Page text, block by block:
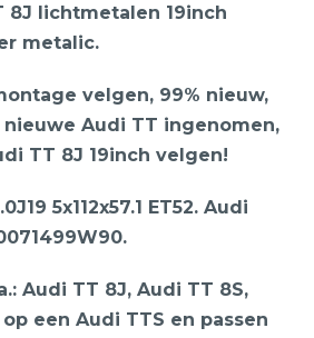
8J lichtmetalen 19inch
metalic.
velgen, 99% nieuw,
Audi TT ingenomen,
TT 8J 19inch velgen!
5x112x57.1 ET52. Audi
Audi TT 8J, Audi TT 8S,
een Audi TTS en passen